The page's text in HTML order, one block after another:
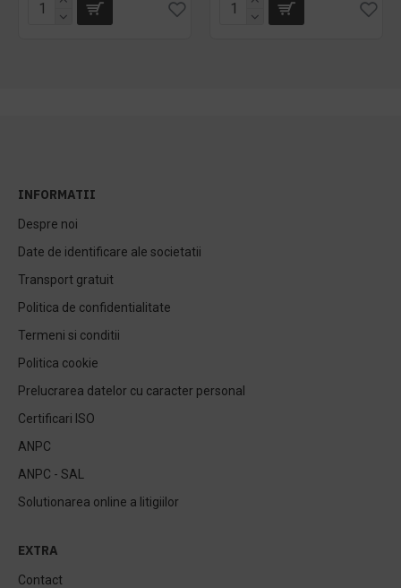
INFORMATII
Despre noi
Date de identificare ale societatii
Transport gratuit
Politica de confidentialitate
Termeni si conditii
Politica cookie
Prelucrarea datelor cu caracter personal
Certificari ISO
ANPC
ANPC - SAL
Solutionarea online a litigiilor
EXTRA
Contact